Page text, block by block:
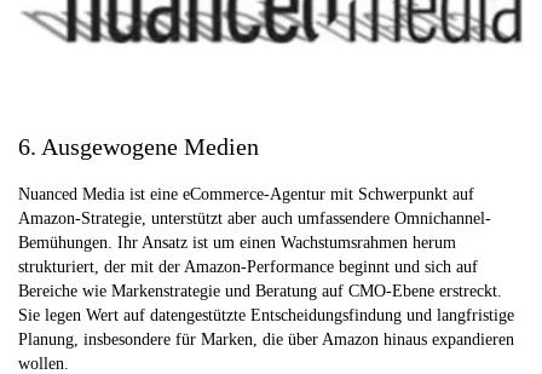
6. Ausgewogene Medien
Nuanced Media ist eine eCommerce-Agentur mit Schwerpunkt auf
Amazon-Strategie, unterstützt aber auch umfassendere Omnichannel-
Bemühungen. Ihr Ansatz ist um einen Wachstumsrahmen herum
strukturiert, der mit der Amazon-Performance beginnt und sich auf
Bereiche wie Markenstrategie und Beratung auf CMO-Ebene erstreckt.
Sie legen Wert auf datengestützte Entscheidungsfindung und langfristige
Planung, insbesondere für Marken, die über Amazon hinaus expandieren
wollen.